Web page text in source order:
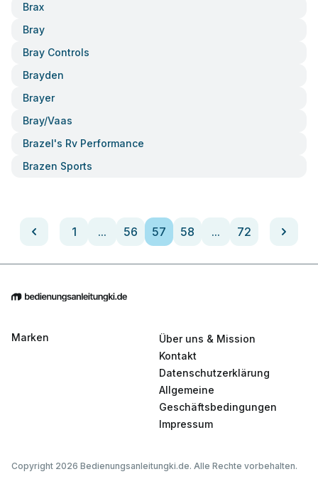
Brax
Bray
Bray Controls
Brayden
Brayer
Bray/vaas
Brazel's Rv Performance
Brazen Sports
1 ... 56 57 58 ... 72
Marken
Über uns & Mission
Kontakt
Datenschutzerklärung
Allgemeine
Geschäftsbedingungen
Impressum
Copyright 2026 Bedienungsanleitungki.de. Alle Rechte vorbehalten.